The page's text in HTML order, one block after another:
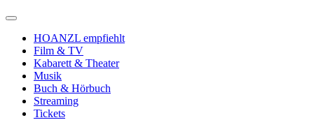
HOANZL empfiehlt
Film & TV
Kabarett & Theater
Musik
Buch & Hörbuch
Streaming
Tickets